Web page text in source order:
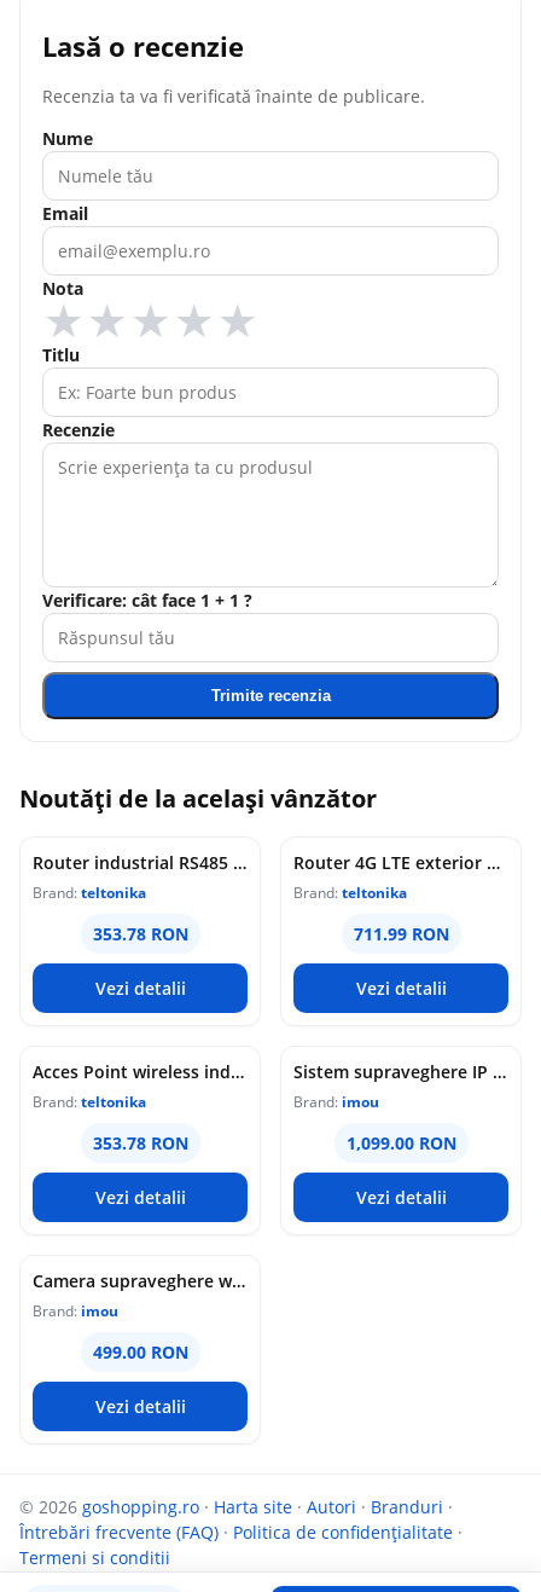
Lasă o recenzie
Recenzia ta va fi verificată înainte de publicare.
Nume
Email
Nota
★
★
★
★
★
Titlu
Recenzie
Verificare: cât face 1 + 1 ?
Trimite recenzia
Noutăți de la același vânzător
Router industrial RS485 Teltonika RUT145, WiFi 4, 2x porturi Ethernet 10/100 Mbps, 1x RP-SMA, PoE pasiv, maganement de la distanta, montaj sina DIN
Brand:teltonika
353.78 RON
Vezi detalii
Router 4G LTE exterior Teltonika OTD144, WiFi, Cat 4, 150 Mbps, 2x porturi Ethernet, dual SIM, PoE, management de la distanta
Brand:teltonika
711.99 RON
Vezi detalii
Acces Point wireless industrial Teltonika DAP145, RS485, WiFi 4, Mesh, STA, 1x antena RP-SMA, 2x LAN 10/100 Mbps, PoE pasiv, sina DIN
Brand:teltonika
353.78 RON
Vezi detalii
Sistem supraveghere IP WiFi 6 cu panou solar Imou Full Color AOV AIR 2, 2 camere, 5MP, slot card, microfon/difuzor, IR/lumina alba 15m, 5000mAh, detectie om/vehicul, sirena
Brand: imou
1,099.00 RON
Vezi detalii
Camera supraveghere wireless IP PT Imou Titan Pro 4G LTE Active Deterrence IPC-U7LP-6T0T, 6 MP, 3.6 mm, IR 30 m, microfon si difuzor, slot card, night vision color, auto-tracking, detectie miscare, alarma, PoE
Brand: imou
499.00 RON
Vezi detalii
© 2026 goshopping.ro · Harta site · Autori · Branduri ·
Întrebări frecvente (FAQ) · Politica de confidențialitate ·
Termeni si conditii